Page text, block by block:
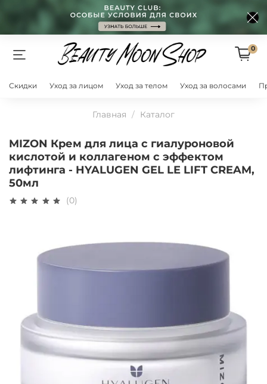
0
Скидки Уход за лицом Уход за телом Уход за волосами
Главная Каталог
MIZON Крем для лица с гиалуроновой
кислотой и коллагеном с эффектом
лифтинга - HYALUGEN GEL LE LIFT CREAM,
50мл
(0)